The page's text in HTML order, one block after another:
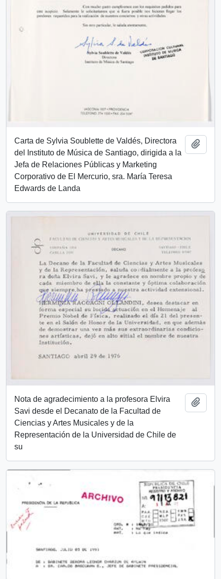
Carta de Sylvia Soublette de Valdés, Directora
del Instituto de Música de Santiago, dirigida a la
Jefa de Relaciones Públicas y Marketing
Corporativo de El Mercurio, sra. María Teresa
Edwards de Landa
Nota de agradecimiento a la profesora Elvira
Savi desde el Decanato de la Facultad de
Ciencias y Artes Musicales y de la
Representación de la Universidad de Chile de
su